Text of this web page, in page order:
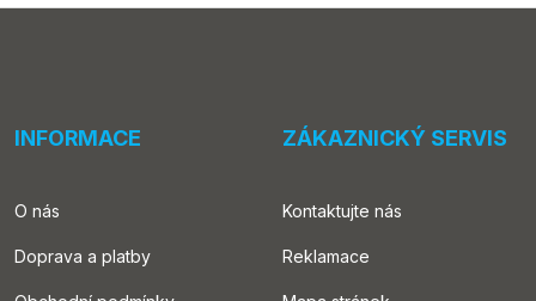
INFORMACE
O nás
Doprava a platby
ZÁKAZNICKÝ SERVIS
Kontaktujte nás
Reklamace